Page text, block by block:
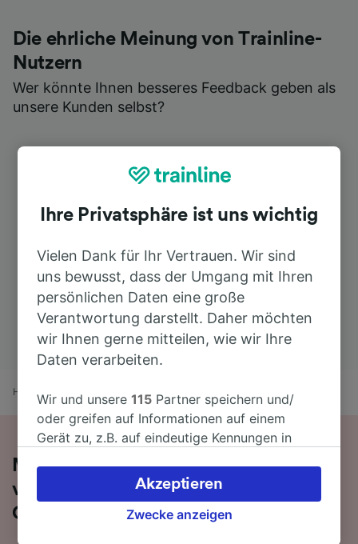
Die ehrliche Meinung von Trainline-
Nutzern
Wer könnte Ihnen besseres Feedback geben als
unsere Kunden selbst?
Home Roma Termini nach Bruxelles-Chapelle
Mit dem Zug in 19 Stunden 3 Minuten
von Roma Termini nach Bruxelles-
Chapelle
Ihre Privatsphäre ist uns wichtig
Vielen Dank für Ihr Vertrauen. Wir sind
uns bewusst, dass der Umgang mit Ihren
persönlichen Daten eine große
Verantwortung darstellt. Daher möchten
wir Ihnen gerne mitteilen, wie wir Ihre
Daten verarbeiten.
Wir und unsere115 Partner speichern und/
oder greifen auf Informationen auf einem
Gerät zu, z.B. auf eindeutige Kennungen in
verarbeiten. Sie können Ihre Präferenzen
akzeptieren oder verwalten, einschließlich
Ihres Widerspruchsrechts bei berechtigtem
Zwecke anzeigen
Akzeptieren